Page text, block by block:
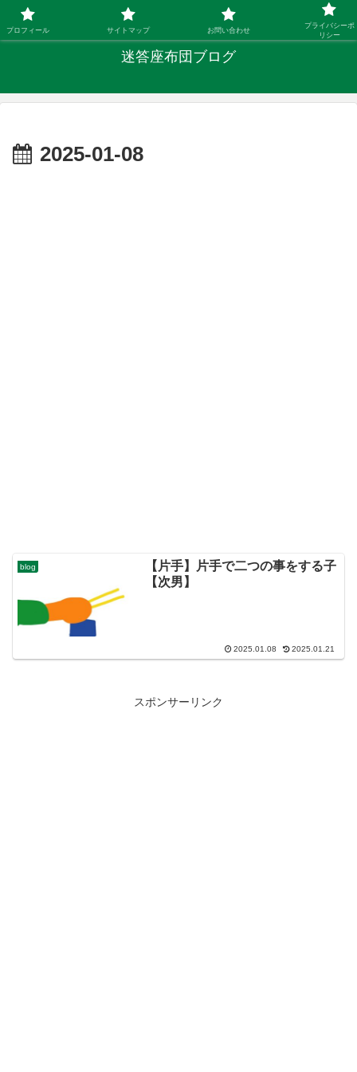
「ひとり親」40代シングルファザーの子育て迷答
迷答座布団ブログ
2025-01-08
blog
【片手】片手で二つの事をする子
【次男】
2025.01.08 2025.01.21
スポンサーリンク
プロフィール サイトマップ お問い合わせ
プライバシーポ
リシー